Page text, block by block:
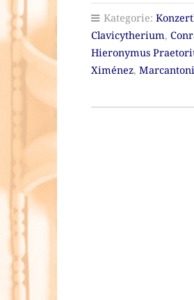
Kategorie:
Clavicytherium,
Hieronymus
Ximénez,